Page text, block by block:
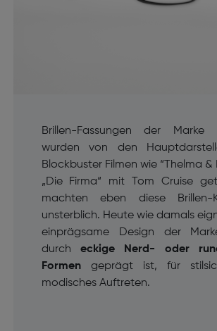
Brillen-Fassungen der Marke
wurden von den
Blockbuster Filmen wie “Thelma &
„Die Firma“ mit Tom Cruise
machten eben diese Brillen-
unsterblich. Heute wie damals
einprägsame Design der
durcheckige Nerd- oder
Formengeprägt ist, für
modisches Auftreten.